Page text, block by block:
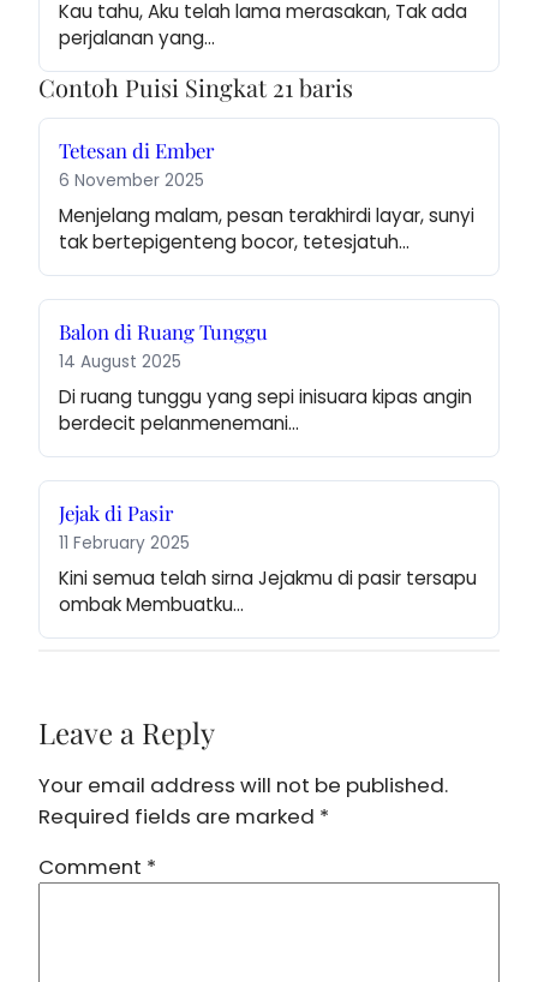
Kau tahu, Aku telah lama merasakan, Tak ada
perjalanan yang…
Contoh Puisi Singkat 21 baris
Tetesan di Ember
6 November 2025
Menjelang malam, pesan terakhirdi layar, sunyi
tak bertepigenteng bocor, tetesjatuh…
Balon di Ruang Tunggu
14 August 2025
Di ruang tunggu yang sepi inisuara kipas angin
berdecit pelanmenemani…
Jejak di Pasir
11 February 2025
Kini semua telah sirna Jejakmu di pasir tersapu
ombak Membuatku…
Leave a Reply
Your email address will not be published.
Required fields are marked *
Comment *